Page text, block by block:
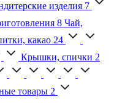
изделия 7
8 Чай,
какао 24
Крышки, спички 2
товары 2